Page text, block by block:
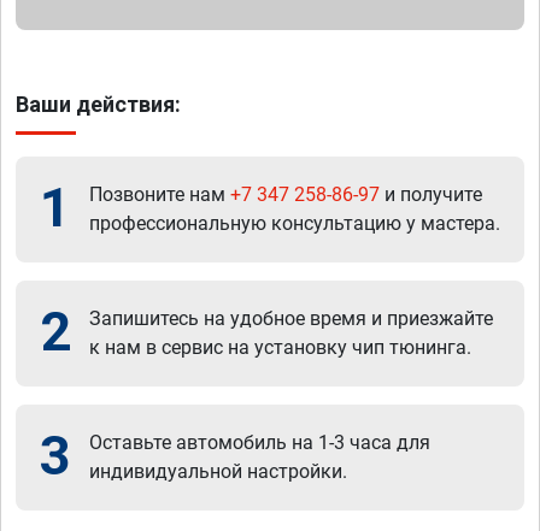
Ваши действия:
1 Позвоните нам +7 347 258-86-97 и получите
профессиональную консультацию у мастера.
2
Запишитесь на удобное время и приезжайте
к нам в сервис на установку чип тюнинга.
3
Оставьте автомобиль на 1-3 часа для
индивидуальной настройки.